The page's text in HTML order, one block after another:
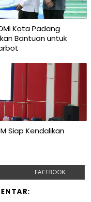
Kota Padang
Bantuan untuk
Siap Kendalikan
FACEBOOK